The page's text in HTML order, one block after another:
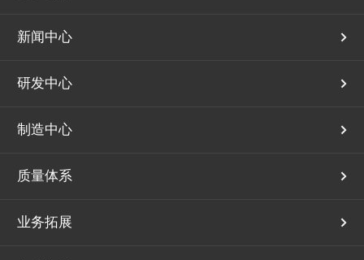
新闻中心
研发中心
制造中心
质量体系
业务拓展